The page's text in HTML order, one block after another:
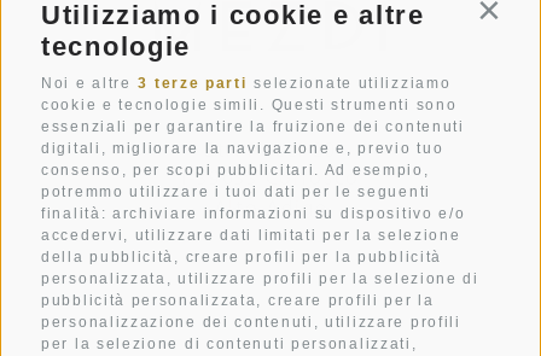
Utilizziamo i cookie e altre
tecnologie
Noi e altre 3 terze parti selezionate utilizziamo
cookie e tecnologie simili. Questi strumenti sono
essenziali per garantire la fruizione dei contenuti
digitali, migliorare la navigazione e, previo tuo
consenso, per scopi pubblicitari. Ad esempio,
potremmo utilizzare i tuoi dati per le seguenti
finalità: archiviare informazioni su dispositivo e/o
accedervi, utilizzare dati limitati per la selezione
della pubblicità, creare profili per la pubblicità
personalizzata, utilizzare profili per la selezione di
pubblicità personalizzata, creare profili per la
personalizzazione dei contenuti, utilizzare profili
per la selezione di contenuti personalizzati,
Str. Pecëi 20
I-39033 Colfosco
Alto Adige
+39 0471 836 079
info@mezdi.it